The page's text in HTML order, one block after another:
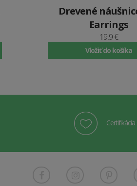
Drevené
Earrings
19.9 €
Vložiť do košíka
Certifikácia